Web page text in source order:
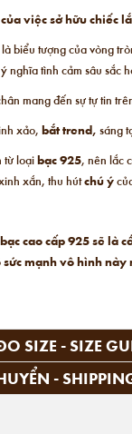
việc sở hữu chiếc
là biểu tượng của vòng
nghĩa tình cảm sâu sắc
mang đến sự tự tin
xảo,bắt trend,sáng
từ loạibạc 925, nên lắc
xắn, thu hútchú ý
bạc cao cấp 925 sẽ
sức mạnh vô hình này
SIZE - SIZE
-